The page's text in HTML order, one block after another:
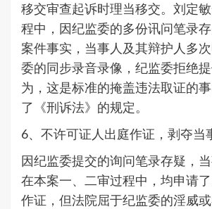
移交审查起诉时理当移交。刘定
程中，因纪监委的多份讯问笔录
案件事实，当事人及其辩护人多
委的同步录音录像，纪监委拒绝
为，这是标准的掩盖违法取证的
了《刑诉法》的规定。
6、不许可证人出庭作证，剥夺当
因纪监委提交的询问笔录存疑，
在本案一、二审过程中，均申请
作证，但法院屈于纪监委的淫威